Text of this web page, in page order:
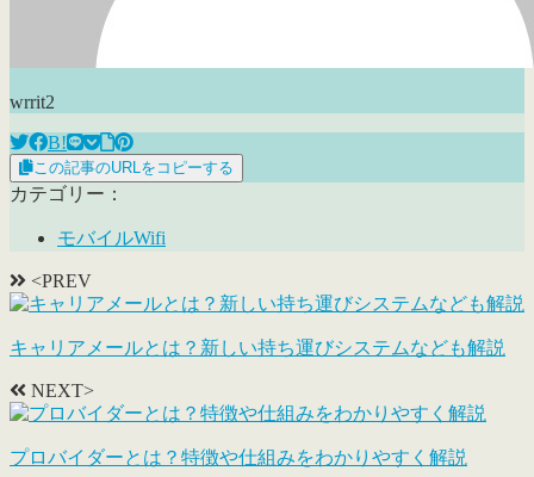
wrrit2
B!
この記事のURLをコピーする
カテゴリー：
モバイルWifi
<PREV
キャリアメールとは？新しい持ち運びシステムなども解説
NEXT>
プロバイダーとは？特徴や仕組みをわかりやすく解説